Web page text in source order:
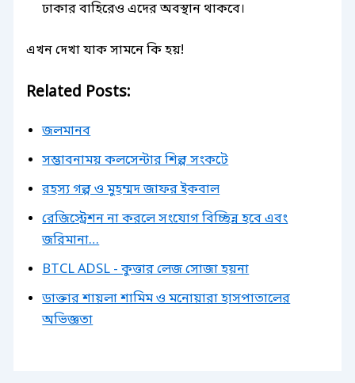
ঢাকার বাহিরেও এদের অবস্থান থাকবে।
এখন দেখা যাক সামনে কি হয়!
Related Posts:
জলমানব
সম্ভাবনাময় কলসেন্টার শিল্প সংকটে
রহস্য গল্প ও মুহম্মদ জাফর ইকবাল
রেজিস্ট্রেশন না করলে সংযোগ বিচ্ছিন্ন হবে এবং
জরিমানা…
BTCL ADSL - কুত্তার লেজ সোজা হয়না
ডাক্তার শায়লা শামিম ও মনোয়ারা হাসপাতালের
অভিজ্ঞতা